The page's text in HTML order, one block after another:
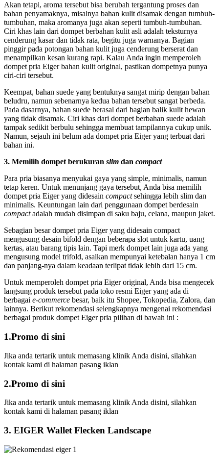
Akan tetapi, aroma tersebut bisa berubah tergantung proses dan
bahan penyamaknya, misalnya bahan kulit disamak dengan tumbuh-
tumbuhan, maka aromanya juga akan seperti tumbuh-tumbuhan.
Ciri khas lain dari dompet berbahan kulit asli adalah teksturnya
cenderung kasar dan tidak rata, begitu juga warnanya. Bagian
pinggir pada potongan bahan kulit juga cenderung berserat dan
menampilkan kesan kurang rapi. Kalau Anda ingin memperoleh
dompet pria Eiger bahan kulit original, pastikan dompetnya punya
ciri-ciri tersebut.
Keempat, bahan suede yang bentuknya sangat mirip dengan bahan
beludru, namun sebenarnya kedua bahan tersebut sangat berbeda.
Pada dasarnya, bahan suede berasal dari bagian balik kulit hewan
yang tidak disamak. Ciri khas dari dompet berbahan suede adalah
tampak sedikit berbulu sehingga membuat tampilannya cukup unik.
Namun, sejauh ini belum ada dompet pria Eiger yang terbuat dari
bahan ini.
3. Memilih dompet berukuran slim dan compact
Para pria biasanya menyukai gaya yang simple, minimalis, namun
tetap keren. Untuk menunjang gaya tersebut, Anda bisa memilih
dompet pria Eiger yang didesain compactsehingga lebih slim dan
minimalis. Keuntungan lain dari penggunaan dompet berdesain
compactadalah mudah disimpan di saku baju, celana, maupun jaket.
Sebagian besar dompet pria Eiger yang didesain compact
mengusung desain bifold dengan beberapa slot untuk kartu, uang
kertas, atau barang tipis lain. Tapi merk dompet lain juga ada yang
mengusung model trifold, asalkan mempunyai ketebalan hanya 1 cm
dan panjang-nya dalam keadaan terlipat tidak lebih dari 15 cm.
Untuk memperoleh dompet pria Eiger original, Anda bisa mengecek
langsung produk tersebut pada toko resmi Eiger yang ada di
berbagai e-commerce besar, baik itu Shopee, Tokopedia, Zalora, dan
lainnya. Berikut rekomendasi selengkapnya mengenai rekomendasi
berbagai produk dompet Eiger pria pilihan di bawah ini :
1.Promo di sini
Jika anda tertarik untuk memasang klinik Anda disini, silahkan
kontak kami di halaman pasang iklan
2.Promo di sini
Jika anda tertarik untuk memasang klinik Anda disini, silahkan
kontak kami di halaman pasang iklan
3. EIGER Wallet Flecken Landscape